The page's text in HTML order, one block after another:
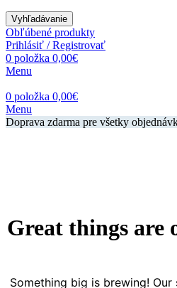
Vyhľadávanie
Obľúbené produkty
Prihlásiť / Registrovať
0 položka 0,00€
Menu
0 položka 0,00€
Menu
Doprava zdarma pre všetky
Great things are
Something big is brewing!